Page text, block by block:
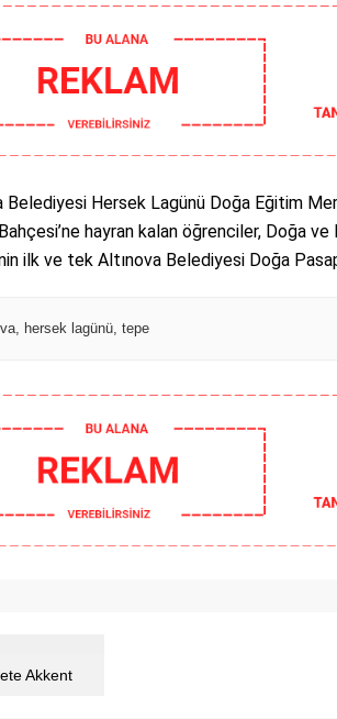
Belediyesi Hersek Lagünü Doğa Eğitim
hayran kalan öğrenciler, Doğa
ilk ve tek Altınova Belediyesi Doğa
, hersek lagünü, tepe
Akkent